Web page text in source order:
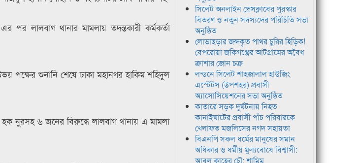
লালবাগ থানার মামলায় তদন্তকারী কর্মকর্তা
পক্ষের শুনানি শেষে ঢাকা মহানগর হাকিম শহিদুল
হক নুরসহ ৬ জনের বিরুদ্ধে লালবাগ থানায় এ মামলা
সিলেট অনলাইন প্রেসক্লাবের পুরস্কার
বিতরণ ও নতুন সদস্যদের পরিচিতি সভা
অনুষ্ঠিত
লোভাছড়ার জব্দকৃত পাথর চুরির হিড়িক!
বেপরোয়া জকিগঞ্জের আটগ্রামের অবৈধ
ক্রাশার জোন চক্র
লন্ডনে সিলেট শাহজালাল হাউজিং
এস্টেটস (উপশহর) প্রবাসী
অ্যাসোসিয়েশনের সভা অনুষ্ঠিত
কাতারে সড়ক দুর্ঘটনায় নিহত
কানাইঘাটের প্রবাসী পাঁচ পরিবারকে
খেলাফত মজলিসের নগদ সহায়তা
বিএনপি সকল ধর্মের মানুষের সমান
অধিকার ও ধর্মীয় মুল্যবোধে বিশ্বাসী:
আবুল কাহের চৌ: শামিম